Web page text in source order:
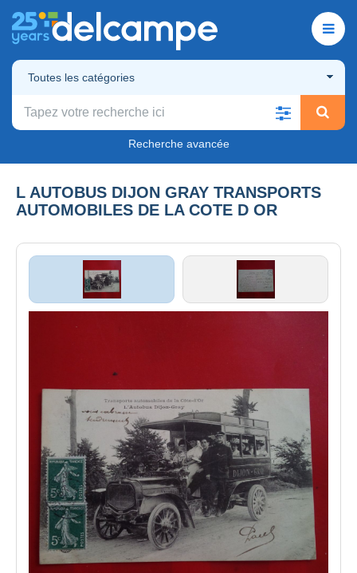
Toutes les catégories
Recherche avancée
L AUTOBUS DIJON GRAY TRANSPORTS
AUTOMOBILES DE LA COTE D OR